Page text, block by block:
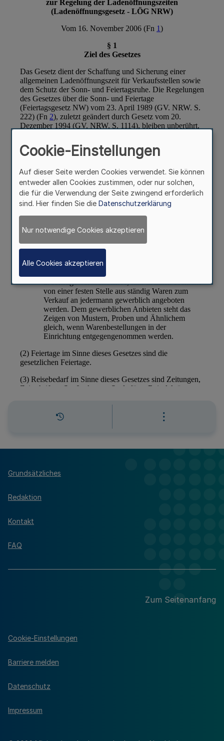
Grundsätzliches
Redaktion
Kontakt
FAQ
Zum Seitenanfang
Cookie-Einstellungen
Barriere melden
Datenschutz
Impressum
Cookie-Einstellungen
Auf dieser Seite werden Cookies verwendet. Sie können
entweder allen Cookies zustimmen, oder nur solchen,
die für die Verwendung der Seite zwingend erforderlich
sind. Hier finden Sie die Datenschutzerklärung
Nur notwendige Cookies akzeptieren
Alle Cookies akzeptieren